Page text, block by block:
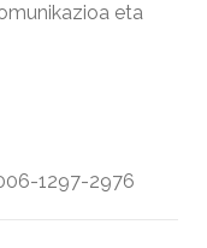
eta
1297-2976